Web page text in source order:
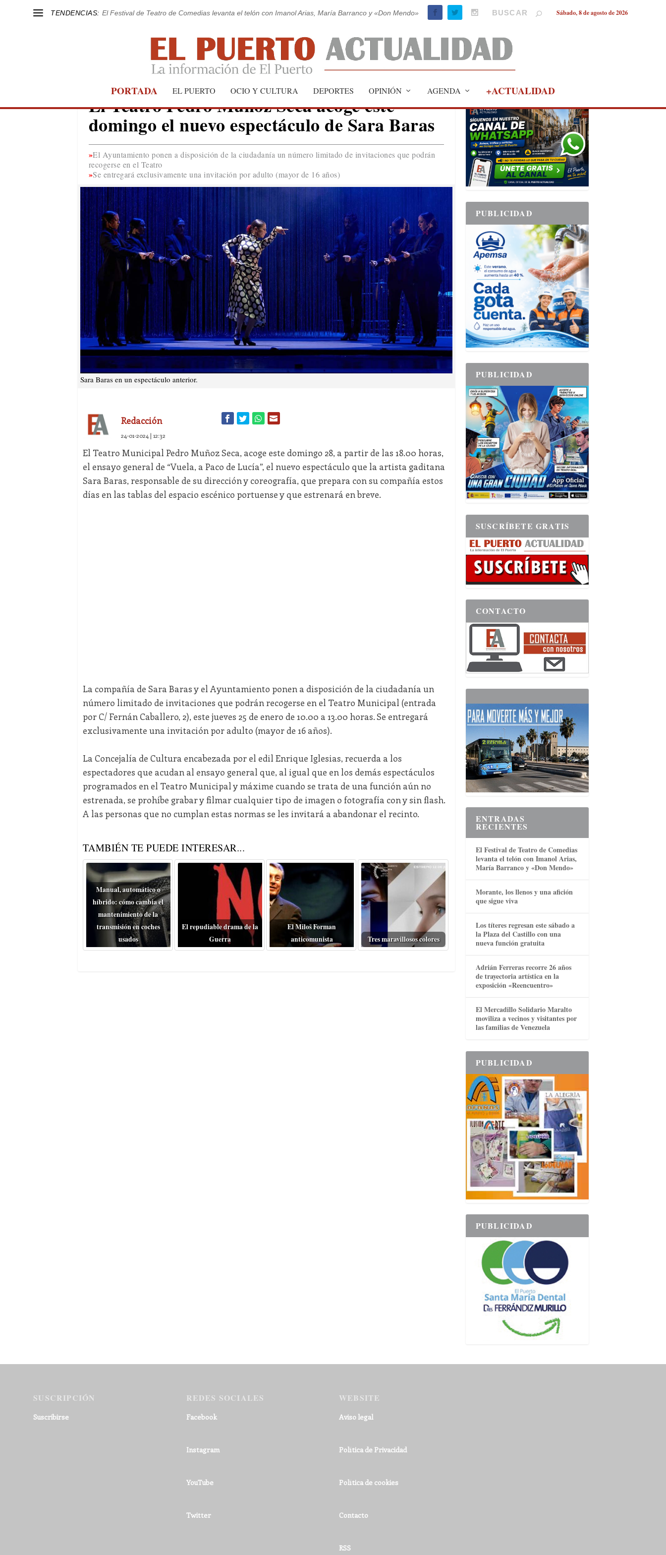
TENDENCIAS: El Festival de Teatro de Comedias levanta el telón con Imanol Arias, María Barranco y «Don Mendo» Sábado, 8 de agosto de 2026
PORTADA EL PUERTO OCIO Y CULTURA DEPORTES OPINIÓN AGENDA +ACTUALIDAD
EL PUERTO
El Teatro Pedro Muñoz Seca acoge este
domingo el nuevo espectáculo de Sara Baras
El Ayuntamiento ponen a disposición de la ciudadanía un número limitado de invitaciones que podrán
recogerse en el Teatro
Se entregará exclusivamente una invitación por adulto (mayor de 16 años)
Sara Baras en un espectáculo anterior.
Redacción
24-01-2024 | 12:32
El Teatro Municipal Pedro Muñoz Seca, acoge este domingo 28, a partir de las 18.00 horas,
el ensayo general de “Vuela, a Paco de Lucía”, el nuevo espectáculo que la artista gaditana
Sara Baras, responsable de su dirección y coreografía, que prepara con su compañía estos
días en las tablas del espacio escénico portuense y que estrenará en breve.
La compañía de Sara Baras y el Ayuntamiento ponen a disposición de la ciudadanía un
número limitado de invitaciones que podrán recogerse en el Teatro Municipal (entrada
por C/ Fernán Caballero, 2), este jueves 25 de enero de 10.00 a 13.00 horas. Se entregará
exclusivamente una invitación por adulto (mayor de 16 años).
La Concejalía de Cultura encabezada por el edil Enrique Iglesias, recuerda a los
espectadores que acudan al ensayo general que, al igual que en los demás espectáculos
programados en el Teatro Municipal y máxime cuando se trata de una función aún no
estrenada, se prohíbe grabar y filmar cualquier tipo de imagen o fotografía con y sin flash.
A las personas que no cumplan estas normas se les invitará a abandonar el recinto.
TAMBIÉN TE PUEDE INTERESAR...
Manual, automático o
híbrido: cómo cambia el
mantenimiento de la
transmisión en coches
usados
El repudiable drama de la
Guerra
El Miloš Forman
anticomunista
Tres maravillosos colores
PUBLICIDAD
PUBLICIDAD
PUBLICIDAD
SUSCRÍBETE GRATIS
CONTACTO
ENTRADAS
RECIENTES
El Festival de Teatro de Comedias
levanta el telón con Imanol Arias,
María Barranco y «Don Mendo»
Morante, los llenos y una afición
que sigue viva
Los títeres regresan este sábado a
la Plaza del Castillo con una
nueva función gratuita
Adrián Ferreras recorre 26 años
de trayectoria artística en la
exposición «Reencuentro»
El Mercadillo Solidario Maralto
moviliza a vecinos y visitantes por
las familias de Venezuela
PUBLICIDAD
PUBLICIDAD
SUSCRIPCIÓN
Suscribirse
REDES SOCIALES
Facebook
Instagram
YouTube
Twitter
WEBSITE
Aviso legal
Política de Privacidad
Política de cookies
Contacto
RSS